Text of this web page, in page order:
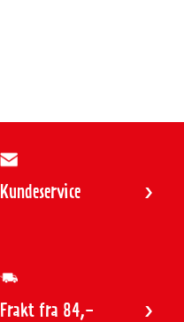
Kundeservice
Frakt fra 84,-